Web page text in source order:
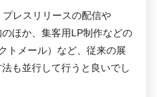
レスリリースの配信や
ほか、集客用LP制作などの
トメール）など、従来の展
も並行して行うと良いでし